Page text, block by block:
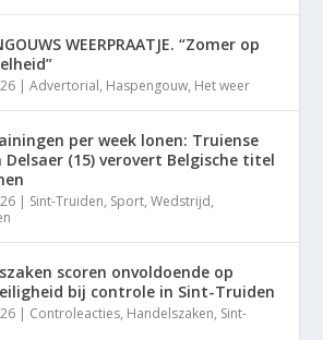
WEERPRAATJE. “Zomer op
|Advertorial, Haspengouw, Het weer
per week lonen: Truiense
Delsaer (15) verovert Belgische titel
| Sint-Truiden, Sport,Wedstrijd,
scoren onvoldoende op
bij controle in Sint-Truiden
| Controleacties, Handelszaken, Sint-